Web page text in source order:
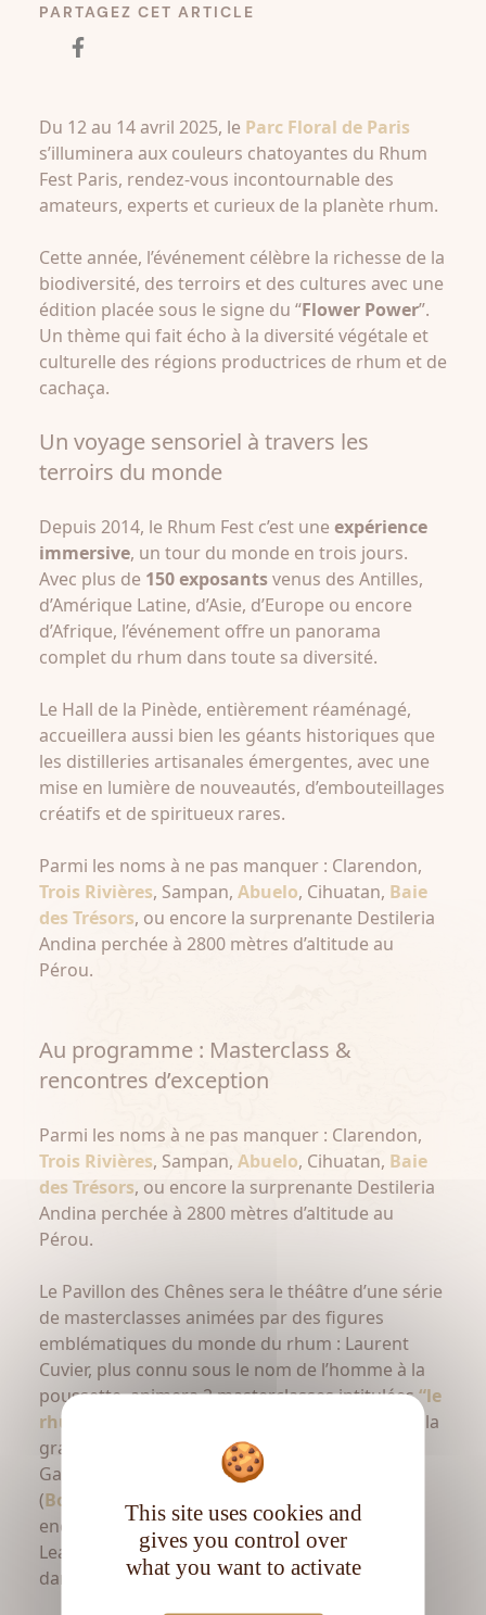
PARTAGEZ CET ARTICLE
Du 12 au 14 avril 2025, le Parc Floral de Paris
s’illuminera aux couleurs chatoyantes du Rhum
Fest Paris, rendez-vous incontournable des
amateurs, experts et curieux de la planète rhum.
Cette année, l’événement célèbre la richesse de la
biodiversité, des terroirs et des cultures avec une
édition placée sous le signe du “Flower Power”.
Un thème qui fait écho à la diversité végétale et
culturelle des régions productrices de rhum et de
cachaça.
Un voyage sensoriel à travers les
terroirs du monde
Depuis 2014, le Rhum Fest c’est une expérience
immersive, un tour du monde en trois jours.
Avec plus de 150 exposantsvenus des Antilles,
d’Amérique Latine, d’Asie, d’Europe ou encore
d’Afrique, l’événement offre un panorama
complet du rhum dans toute sa diversité.
Le Hall de la Pinède, entièrement réaménagé,
accueillera aussi bien les géants historiques que
les distilleries artisanales émergentes, avec une
mise en lumière de nouveautés, d’embouteillages
créatifs et de spiritueux rares.
Parmi les noms à ne pas manquer : Clarendon,
Trois Rivières, Sampan, Abuelo, Cihuatan, Baie
des Trésors, ou encore la surprenante Destileria
Andina perchée à 2800 mètres d’altitude au
Pérou.
Au programme : Masterclass &
rencontres d’exception
Parmi les noms à ne pas manquer : Clarendon,
Trois Rivières, Sampan, Abuelo, Cihuatan, Baie
des Trésors, ou encore la surprenante Destileria
Andina perchée à 2800 mètres d’altitude au
Pérou.
Le Pavillon des Chênes sera le théâtre d’une série
de masterclasses animées par des figures
emblématiques du monde du rhum : Laurent
Cuvier, plus connu sous le nom de l’homme à la
poussette, animera 2 masterclasses intitulées“le
rhum pour les nuls”
afin de rendre accessible la
grande diversité de la culture rhum. Alexandre
Gabriel (Planteray), François-Xavier Sobczak
(Bologne ), Daniel Baudin ( Trois Rivières
encore Larissa Arjona, fondatrice de Women
Leading Rum, qui portera la voix des femmes
dans l’industrie.
This site uses cookies and
gives you control over
what you want to activate